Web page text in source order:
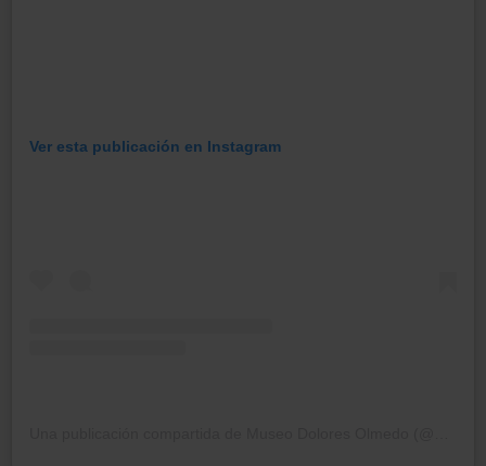
Ver esta publicación en Instagram